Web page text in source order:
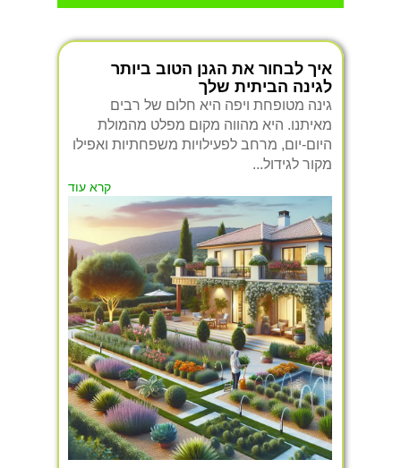
איך לבחור את הגנן הטוב ביותר
לגינה הביתית שלך
גינה מטופחת ויפה היא חלום של רבים
מאיתנו. היא מהווה מקום מפלט מהמולת
היום-יום, מרחב לפעילויות משפחתיות ואפילו
מקור לגידול...
קרא עוד